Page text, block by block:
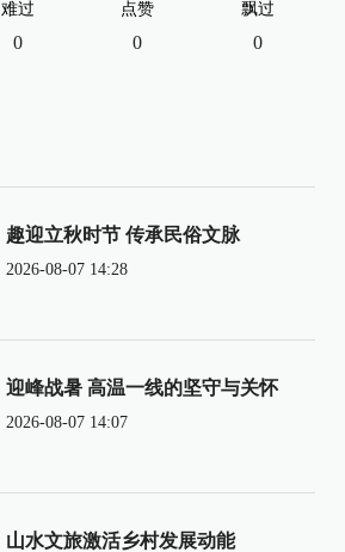
难过
0
点赞
0
飘过
0
趣迎立秋时节 传承民俗文脉
2026-08-07 14:28
迎峰战暑 高温一线的坚守与关怀
2026-08-07 14:07
山水文旅激活乡村发展动能